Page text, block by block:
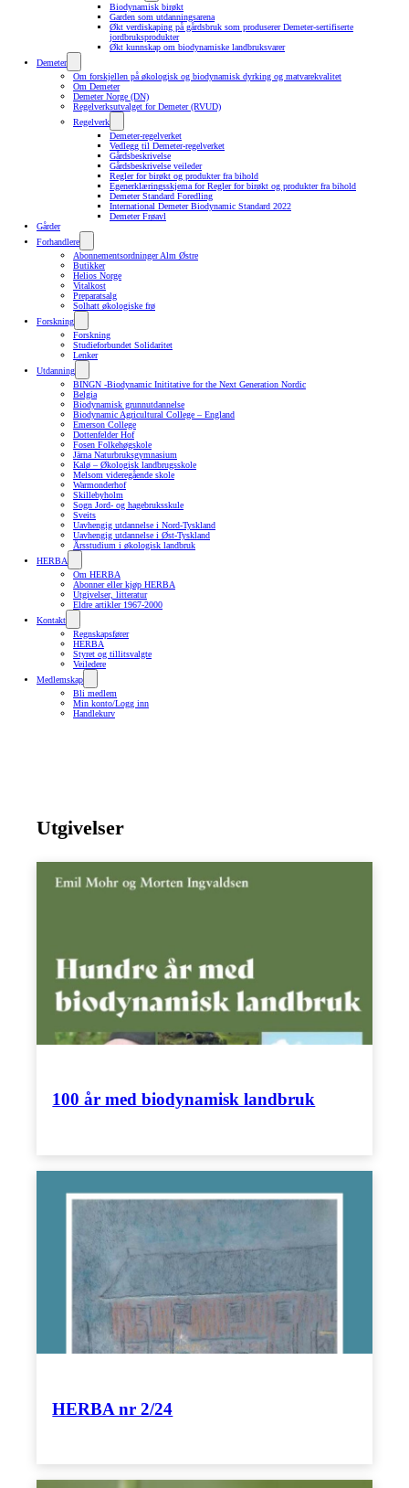
Biodynamisk birøkt
Garden som utdanningsarena
Økt verdiskaping på gårdsbruk som produserer Demeter-sertifiserte
jordbruksprodukter
Økt kunnskap om biodynamiske landbruksvarer
Demeter
Om forskjellen på økologisk og biodynamisk dyrking og matvarekvalitet
Om Demeter
Demeter Norge (DN)
Regelverksutvalget for Demeter (RVUD)
Regelverk
Demeter-regelverket
Vedlegg til Demeter-regelverket
Gårdsbeskrivelse
Gårdsbeskrivelse veileder
Regler for birøkt og produkter fra bihold
Egenerklæringsskjema for Regler for birøkt og produkter fra bihold
Demeter Standard Foredling
International Demeter Biodynamic Standard 2022
Demeter Frøavl
Gårder
Forhandlere
Abonnementsordninger Alm Østre
Butikker
Helios Norge
Vitalkost
Preparatsalg
Solhatt økologiske frø
Forskning
Forskning
Studieforbundet Solidaritet
Lenker
Utdanning
BINGN -Biodynamic Inititative for the Next Generation Nordic
Belgia
Biodynamisk grunnutdannelse
Biodynamic Agricultural College – England
Emerson College
Dottenfelder Hof
Fosen Folkehøgskole
Järna Naturbruksgymnasium
Kalø – Økologisk landbrugsskole
Melsom videregående skole
Warmonderhof
Skillebyholm
Sogn Jord- og hagebruksskule
Sveits
Uavhengig utdannelse i Nord-Tyskland
Uavhengig utdannelse i Øst-Tyskland
Årsstudium i økologisk landbruk
HERBA
Om HERBA
Abonner eller kjøp HERBA
Utgivelser, litteratur
Eldre artikler 1967-2000
Kontakt
Regnskapsfører
HERBA
Styret og tillitsvalgte
Veiledere
Medlemskap
Bli medlem
Min konto/Logg inn
Handlekurv
Utgivelser
100 år med biodynamisk landbruk
HERBA nr 2/24